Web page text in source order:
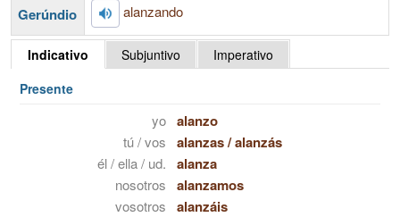
Gerúndio alanzando
Indicativo Subjuntivo
Imperativo
Presente
yo alanzo
tú / vos alanzas/alanzás
él / ella / ud. alanza
nosotros alanzamos
vosotros alanzáis